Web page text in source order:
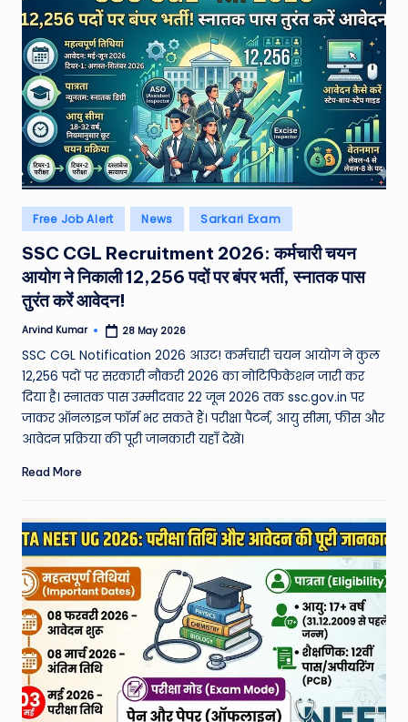
Posted
in
Free Job Alert News Sarkari Exam
SSC CGL Recruitment 2026: कर्मचारी चयन
आयोग ने निकाली 12,256 पदों पर बंपर भर्ती, स्नातक पास
तुरंत करें आवेदन!
Posted
Arvind Kumar 28 May 2026
SSC CGL Notification 2026 आउट! कर्मचारी चयन आयोग ने कुल
12,256 पदों पर सरकारी नौकरी 2026 का नोटिफिकेशन जारी कर
दिया है। स्नातक पास उम्मीदवार 22 जून 2026 तक ssc.gov.in पर
जाकर ऑनलाइन फॉर्म भर सकते हैं। परीक्षा पैटर्न, आयु सीमा, फीस और
आवेदन प्रक्रिया की पूरी जानकारी यहाँ देखें।
Read More